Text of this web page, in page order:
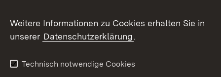
Kontakt
Datenschutz
Barrierefreiheit
Weitere Informationen zu Cookies erhalten Sie in
unserer Datenschutzerklärung.
Technisch notwendige Cookies